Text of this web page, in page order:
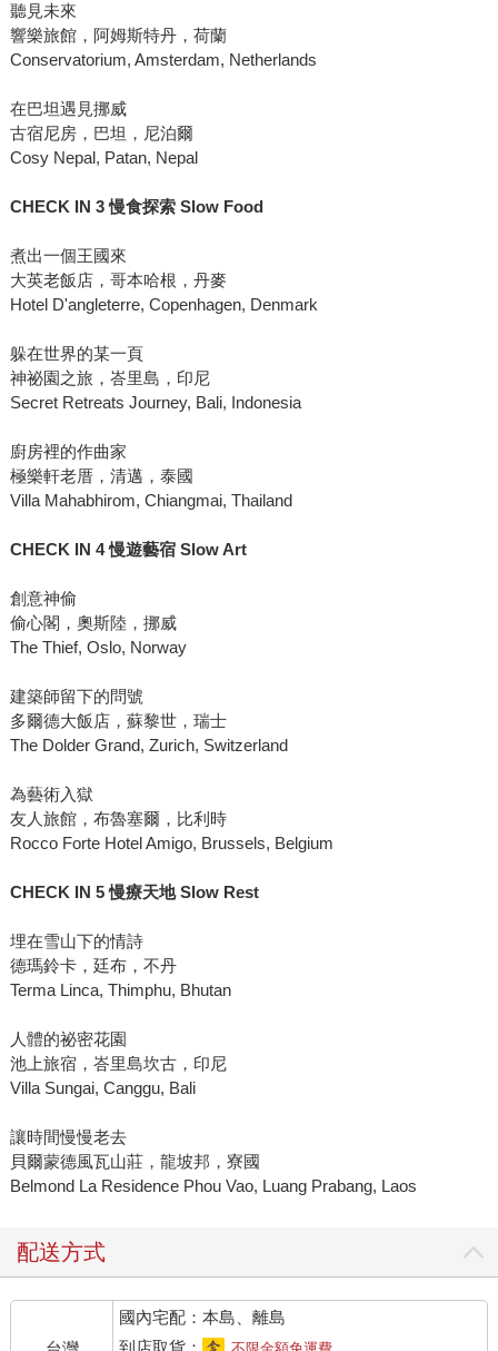
聽見未來
響樂旅館，阿姆斯特丹，荷蘭
Conservatorium, Amsterdam, Netherlands
在巴坦遇見挪威
古宿尼房，巴坦，尼泊爾
Cosy Nepal, Patan, Nepal
CHECK IN 3慢食探索 Slow Food
煮出一個王國來
大英老飯店，哥本哈根，丹麥
Hotel D'angleterre, Copenhagen, Denmark
躲在世界的某一頁
神祕園之旅，峇里島，印尼
Secret Retreats Journey, Bali, Indonesia
廚房裡的作曲家
極樂軒老厝，清邁，泰國
Villa Mahabhirom, Chiangmai, Thailand
CHECK IN 4慢遊藝宿 Slow Art
創意神偷
偷心閣，奧斯陸，挪威
The Thief, Oslo, Norway
建築師留下的問號
多爾德大飯店，蘇黎世，瑞士
The Dolder Grand, Zurich, Switzerland
為藝術入獄
友人旅館，布魯塞爾，比利時
Rocco Forte Hotel Amigo, Brussels, Belgium
CHECK IN 5慢療天地 Slow Rest
埋在雪山下的情詩
德瑪鈴卡，廷布，不丹
Terma Linca, Thimphu, Bhutan
人體的祕密花園
池上旅宿，峇里島坎古，印尼
Villa Sungai, Canggu, Bali
讓時間慢慢老去
貝爾蒙德風瓦山莊，龍坡邦，寮國
Belmond La Residence Phou Vao, Luang Prabang, Laos
配送方式
國內宅配：本島、離島